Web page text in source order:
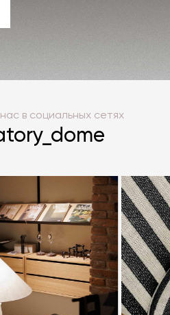
в социальных сетях